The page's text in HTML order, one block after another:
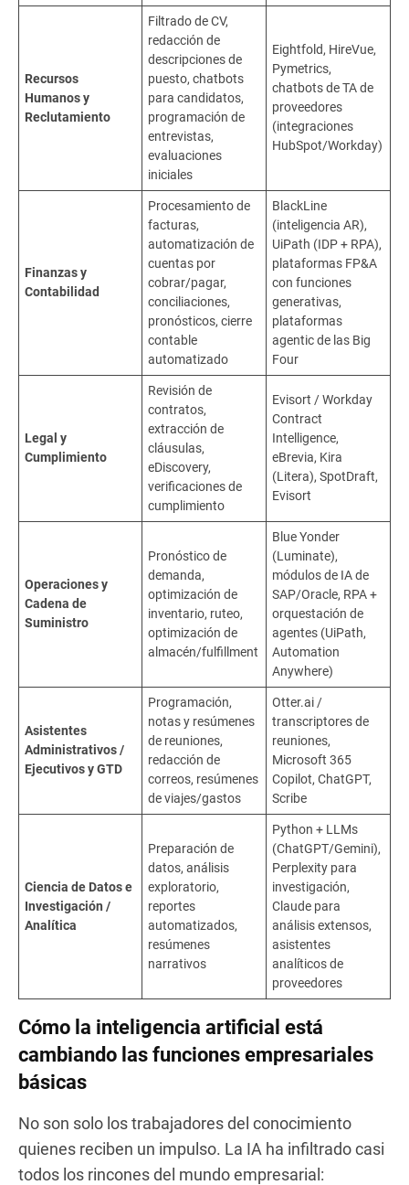
Recursos
Humanos y
Reclutamiento
Filtrado de CV,
redacción de
descripciones de
puesto, chatbots
para candidatos,
programación de
entrevistas,
evaluaciones
iniciales
Eightfold, HireVue,
Pymetrics,
chatbots de TA de
proveedores
(integraciones
HubSpot/Workday)
Finanzas y
Contabilidad
Procesamiento de
facturas,
automatización de
cuentas por
cobrar/pagar,
conciliaciones,
pronósticos, cierre
contable
automatizado
BlackLine
(inteligencia AR),
UiPath (IDP + RPA),
plataformas FP&A
con funciones
generativas,
plataformas
agentic de las Big
Four
Legal y
Cumplimiento
Revisión de
contratos,
extracción de
cláusulas,
eDiscovery,
verificaciones de
cumplimiento
Evisort / Workday
Contract
Intelligence,
eBrevia, Kira
(Litera), SpotDraft,
Evisort
Operaciones y
Cadena de
Suministro
Pronóstico de
demanda,
optimización de
inventario, ruteo,
optimización de
almacén/fulfillment
Blue Yonder
(Luminate),
módulos de IA de
SAP/Oracle, RPA +
orquestación de
agentes (UiPath,
Automation
Anywhere)
Asistentes
Administrativos /
Ejecutivos y GTD
Programación,
notas y resúmenes
de reuniones,
redacción de
correos, resúmenes
de viajes/gastos
Otter.ai /
transcriptores de
reuniones,
Microsoft 365
Copilot, ChatGPT,
Scribe
Ciencia de Datos e
Investigación /
Analítica
Preparación de
datos, análisis
exploratorio,
reportes
automatizados,
resúmenes
narrativos
Python + LLMs
(ChatGPT/Gemini),
Perplexity para
investigación,
Claude para
análisis extensos,
asistentes
analíticos de
proveedores
Cómo la inteligencia artificial está
cambiando las funciones empresariales
básicas
No son solo los trabajadores del conocimiento
quienes reciben un impulso. La IA ha infiltrado casi
todos los rincones del mundo empresarial: